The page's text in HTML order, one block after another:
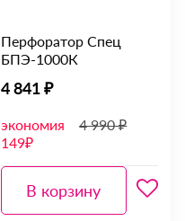
Перфоратор Спец
БПЭ-1000К
4 841 ₽
экономия
149₽
4 990 ₽
В корзину